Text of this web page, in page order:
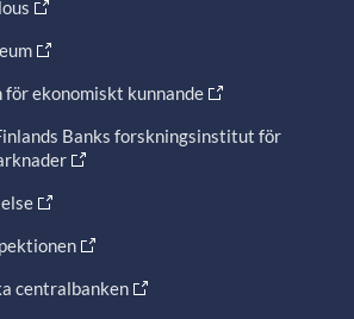
för ekonomiskt kunnande
Banks forskningsinstitut för
centralbanken